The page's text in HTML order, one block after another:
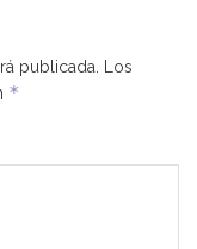
publicada.
Los
*